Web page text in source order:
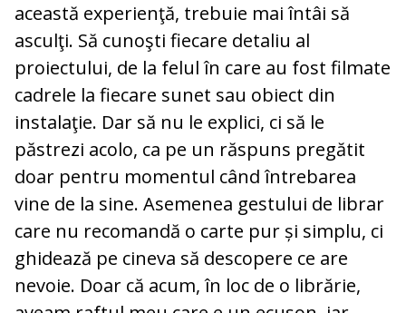
această experienţă, trebuie mai întâi să
asculţi. Să cunoşti fiecare detaliu al
proiectului, de la felul în care au fost filmate
cadrele la fiecare sunet sau obiect din
instalaţie. Dar să nu le explici, ci să le
păstrezi acolo, ca pe un răspuns pregătit
doar pentru momentul când întrebarea
vine de la sine. Asemenea gestului de librar
care nu recomandă o carte pur și simplu, ci
ghidează pe cineva să descopere ce are
nevoie. Doar că acum, în loc de o librărie,